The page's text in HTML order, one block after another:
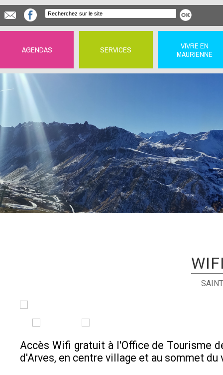
AGENDAS SERVICES
VIVRE EN
MAURIENNE
Accès Wifi gratuit à l'Office de Tourisme
d'Arves, en centre village et au sommet du